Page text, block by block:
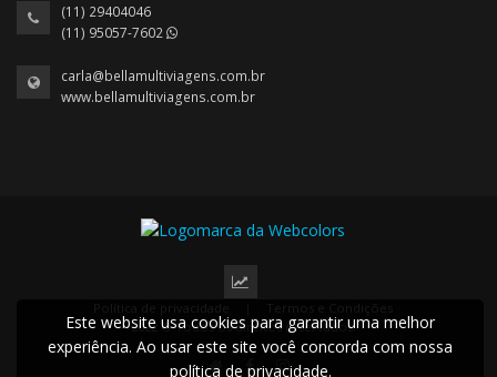
(11) 29404046
(11) 95057-7602
carla@bellamultiviagens.com.br
www.bellamultiviagens.com.br
2022 © Todos os direitos reservados.
Este website usa cookies para garantir uma melhor
experiência. Ao usar este site você concorda com nossa
política de privacidade.